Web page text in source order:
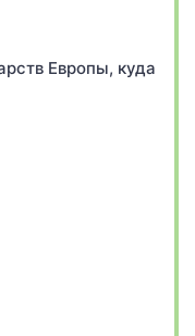
Европы, куда